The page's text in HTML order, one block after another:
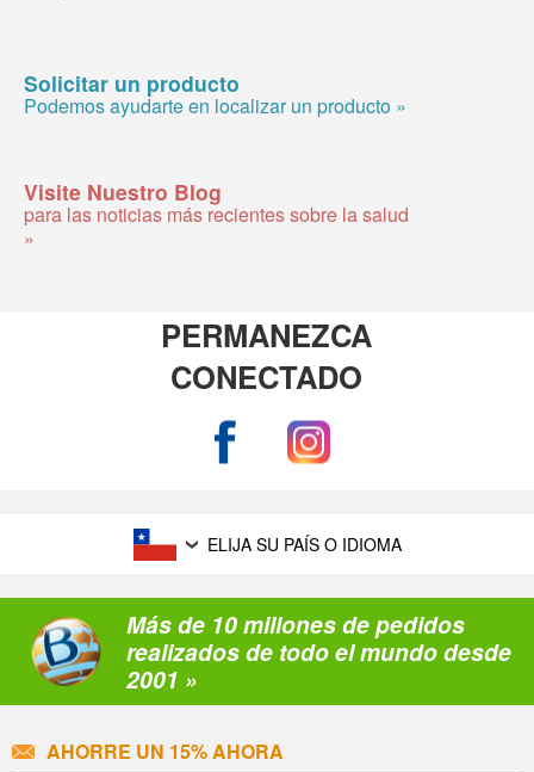
Solicitar un producto
Podemos ayudarte en localizar un producto »
Visite Nuestro Blog
para las noticias más recientes sobre la salud
»
PERMANEZCA
CONECTADO
ELIJA SU PAÍS O IDIOMA
Más de 10 millones de pedidos
realizados de todo el mundo desde
2001 »
AHORRE UN 15% AHORA